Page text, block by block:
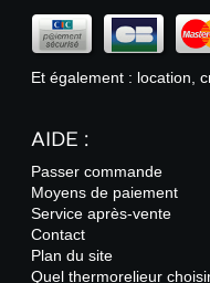
Et également : location,
AIDE :
Passer commande
Moyens de paiement
Service après-vente
Contact
Plan du site
Quel thermorelieur